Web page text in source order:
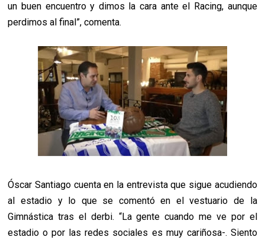
un buen encuentro y dimos la cara ante el Racing, aunque
perdimos al final”, comenta.
Óscar Santiago cuenta en la entrevista que sigue acudiendo
al estadio y lo que se comentó en el vestuario de la
Gimnástica tras el derbi. “La gente cuando me ve por el
estadio o por las redes sociales es muy cariñosa-. Siento